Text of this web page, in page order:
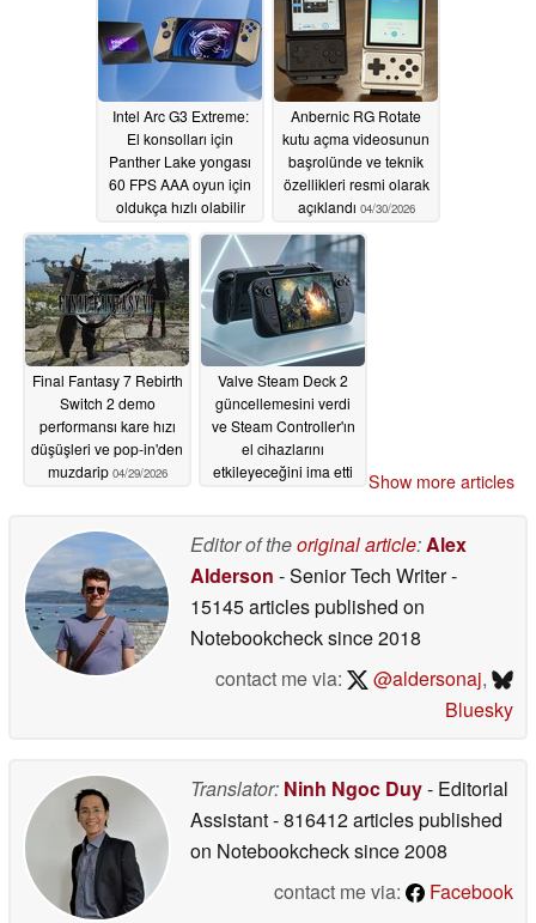
Intel Arc G3 Extreme:
El konsolları için
Panther Lake yongası
60 FPS AAA oyun için
oldukça hızlı olabilir
04/30/2026
Anbernic RG Rotate
kutu açma videosunun
başrolünde ve teknik
özellikleri resmi olarak
açıklandı 04/30/2026
Final Fantasy 7 Rebirth
Switch 2 demo
performansı kare hızı
düşüşleri ve pop-in'den
muzdarip 04/29/2026
Valve Steam Deck 2
güncellemesini verdi
ve Steam Controller'ın
el cihazlarını
etkileyeceğini ima etti
Show more articles
Editor of theoriginal article:Alex
Alderson - Senior Tech Writer-
15145 articles published on
Notebookchecksince 2018
contact me via:
@aldersonaj,
Bluesky
Translator: Ninh Ngoc Duy- Editorial
Assistant- 816412 articles published
on Notebookchecksince 2008
contact me via:
Facebook